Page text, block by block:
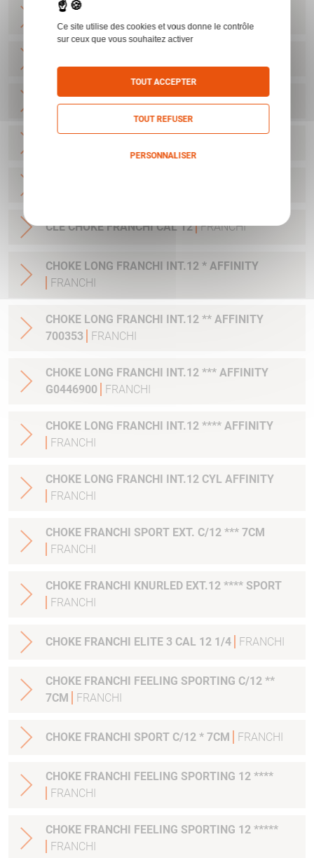
CHOKE FRANCHI EXT.12 5CM***
CHOKE LONG FRANCHI INT.12 *** FRANCHI
CLE CHOKE FRANCHI CAL 12 FRANCHI
CHOKE LONG FRANCHI INT.12 * AFFINITY
FRANCHI
CHOKE LONG FRANCHI INT.12 ** AFFINITY
700353
FRANCHI
CHOKE LONG FRANCHI INT.12 *** AFFINITY
G0446900
FRANCHI
CHOKE LONG FRANCHI INT.12 **** AFFINITY
FRANCHI
CHOKE LONG FRANCHI INT.12 CYL AFFINITY
FRANCHI
CHOKE FRANCHI SPORT EXT. C/12 *** 7CM
FRANCHI
CHOKE FRANCHI KNURLED EXT.12 **** SPORT
FRANCHI
CHOKE FRANCHI ELITE 3 CAL 12 1/4 FRANCHI
CHOKE FRANCHI FEELING SPORTING C/12 **
7CM
FRANCHI
CHOKE FRANCHI SPORT C/12 * 7CM FRANCHI
CHOKE FRANCHI FEELING SPORTING 12 ****
FRANCHI
CHOKE FRANCHI FEELING SPORTING 12 *****
FRANCHI
Ce site utilise des cookies et vous donne le contrôle
sur ceux que vous souhaitez activer
TOUT ACCEPTER
TOUT REFUSER
PERSONNALISER